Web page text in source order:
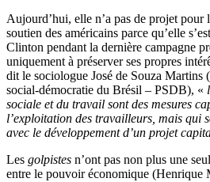
Aujourd’hui, elle n’a pas de projet pour
soutien des américains parce qu’elle
Clinton pendant la dernière campagne
uniquement à préserver ses propres
dit le sociologue José de Souza Martins
social-démocratie du Brésil – PSDB), «
sociale et du travail sont des mesures
l’exploitation des travailleurs, mais qui
avec le développement d’un projet
Les golpistes n’ont pas non plus une
entre le pouvoir économique (Henrique